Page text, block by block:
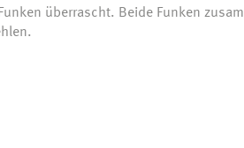
überrascht. Beide Funken